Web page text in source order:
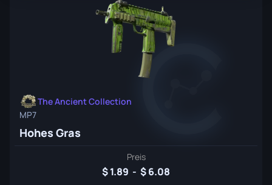
The Ancient Collection
MP7
Hohes Gras
Preis
1.89 -
6.08